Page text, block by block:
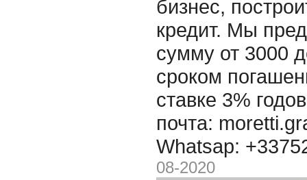
бизнес,
кредит. Мы
сумму от 3000
сроком
ставке 3%
почта:
Whatsap:
08-2020